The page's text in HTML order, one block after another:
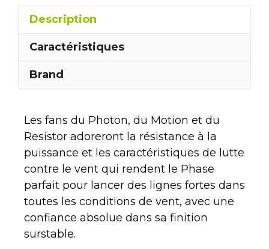
Description
Caractéristiques
Brand
Les fans du Photon, du Motion et du
Resistor adoreront la résistance à la
puissance et les caractéristiques de lutte
contre le vent qui rendent le Phase
parfait pour lancer des lignes fortes dans
toutes les conditions de vent, avec une
confiance absolue dans sa finition
surstable.